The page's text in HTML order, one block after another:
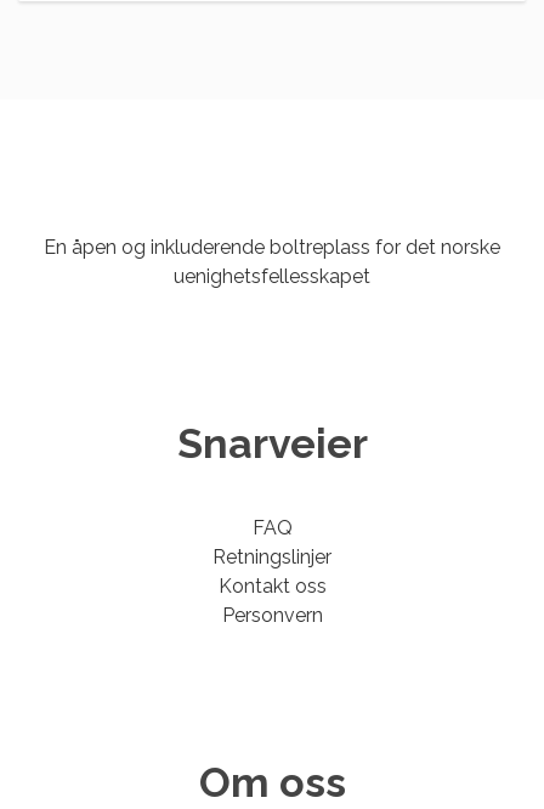
En åpen og inkluderende boltreplass for det norske
uenighetsfellesskapet
Snarveier
FAQ
Retningslinjer
Kontakt oss
Personvern
Om oss